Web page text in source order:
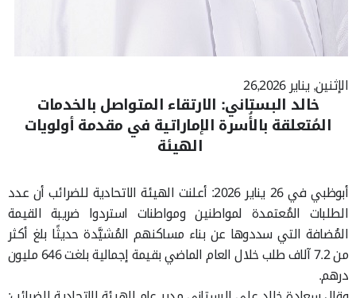
الإثنين, يناير 26,2026
خالد البستاني: الارتقاء المتواصل بالخدمات
المُتعلقة بالأُسرة الإماراتية في مقدمة أولويات
الهيئة
أبوظبي في 26 يناير 2026: أعلنت الهيئة الاتحادية للضرائب أن عدد
الطلبات المُعتمدة لمواطنين ومواطنات استردوا ضريبة القيمة
المُضافة التي سددوها عن بناء مساكنهم المُشيَّدة حديثًا بلغ أكثر
من 7.2 آلاف طلب خلال العام الماضي بقيمة إجمالية بلغت 646 مليون
درهم.